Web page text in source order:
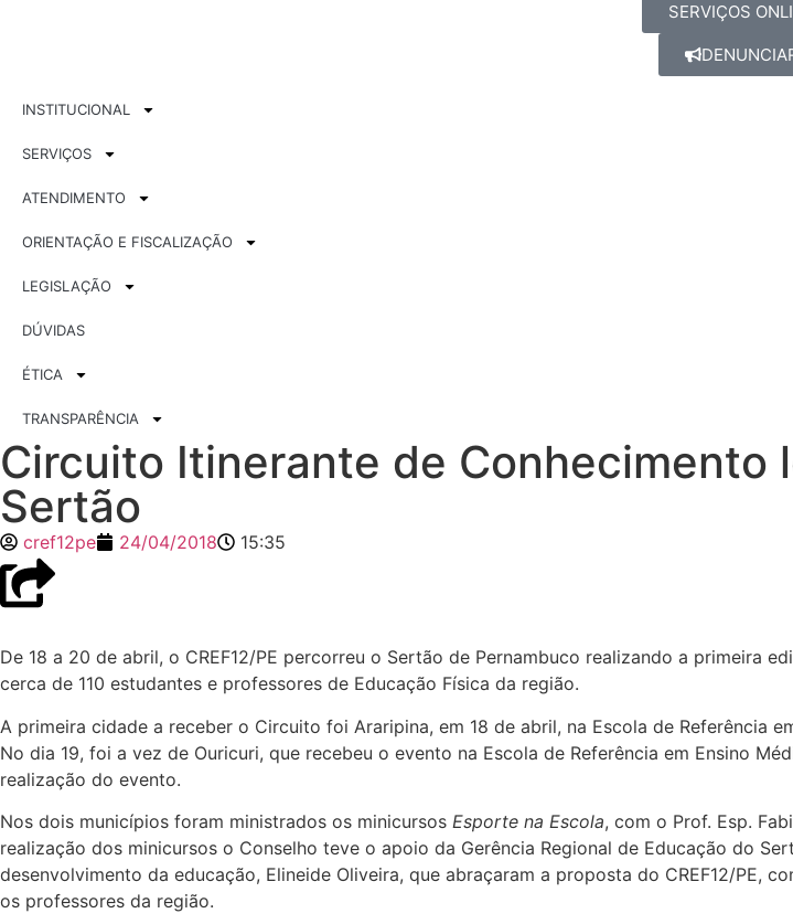
SERVIÇOS
INSTITUCIONAL
SERVIÇOS
ATENDIMENTO
ORIENTAÇÃO E FISCALIZAÇÃO
LEGISLAÇÃO
DÚVIDAS
ÉTICA
TRANSPARÊNCIA
Circuito Itinerante de Conhecimento
Sertão
cref12pe 24/04/2018 15:35
De 18 a 20 de abril, o CREF12/PE percorreu o Sertão de Pernambuco realizando a primeira
cerca de 110 estudantes e professores de Educação Física da região.
A primeira cidade a receber o Circuito foi Araripina, em 18 de abril, na Escola de Referência
No dia 19, foi a vez de Ouricuri, que recebeu o evento na Escola de Referência em Ensino
realização do evento.
Nos dois municípios foram ministrados os minicursos Esporte na Escola, com o Prof. Esp.
realização dos minicursos o Conselho teve o apoio da Gerência Regional de Educação do
desenvolvimento da educação, Elineide Oliveira, que abraçaram a proposta do CREF12/PE,
os professores da região.